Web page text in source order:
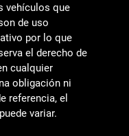
vehículos que
de uso
por lo que
el derecho de
cualquier
obligación ni
referencia, el
variar.